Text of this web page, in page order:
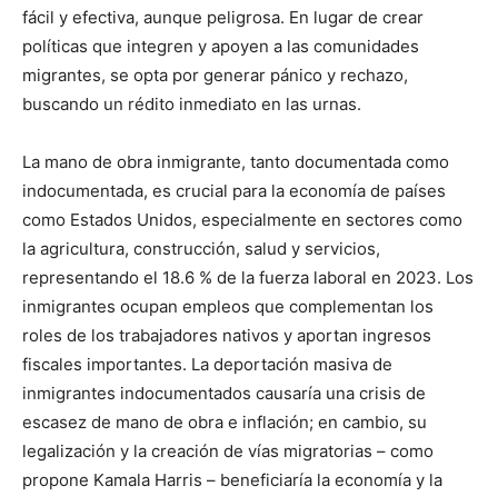
fácil y efectiva, aunque peligrosa. En lugar de crear
políticas que integren y apoyen a las comunidades
migrantes, se opta por generar pánico y rechazo,
buscando un rédito inmediato en las urnas.
La mano de obra inmigrante, tanto documentada como
indocumentada, es crucial para la economía de países
como Estados Unidos, especialmente en sectores como
la agricultura, construcción, salud y servicios,
representando el 18.6 % de la fuerza laboral en 2023. Los
inmigrantes ocupan empleos que complementan los
roles de los trabajadores nativos y aportan ingresos
fiscales importantes. La deportación masiva de
inmigrantes indocumentados causaría una crisis de
escasez de mano de obra e inflación; en cambio, su
legalización y la creación de vías migratorias – como
propone Kamala Harris – beneficiaría la economía y la